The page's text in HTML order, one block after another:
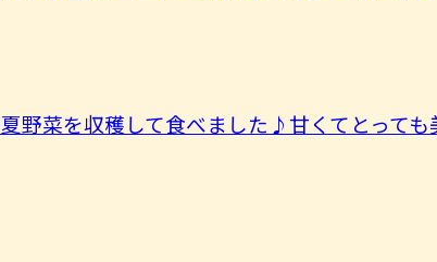
野菜を収穫して食べました♪甘くてとって